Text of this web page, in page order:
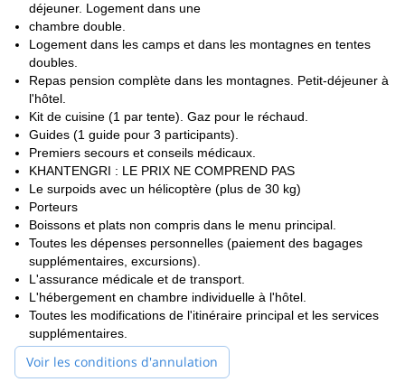
déjeuner. Logement dans une
chambre double.
Logement dans les camps et dans les montagnes en tentes
doubles.
Repas pension complète dans les montagnes. Petit-déjeuner à
l'hôtel.
Kit de cuisine (1 par tente). Gaz pour le réchaud.
Guides (1 guide pour 3 participants).
Premiers secours et conseils médicaux.
KHANTENGRI : LE PRIX NE COMPREND PAS
Le surpoids avec un hélicoptère (plus de 30 kg)
Porteurs
Boissons et plats non compris dans le menu principal.
Toutes les dépenses personnelles (paiement des bagages
supplémentaires, excursions).
L'assurance médicale et de transport.
L'hébergement en chambre individuelle à l'hôtel.
Toutes les modifications de l'itinéraire principal et les services
supplémentaires.
Voir les conditions d'annulation